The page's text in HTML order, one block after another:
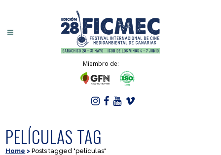
Miembro de:
PELÍCULAS TAG
Home >Posts tagged "películas"